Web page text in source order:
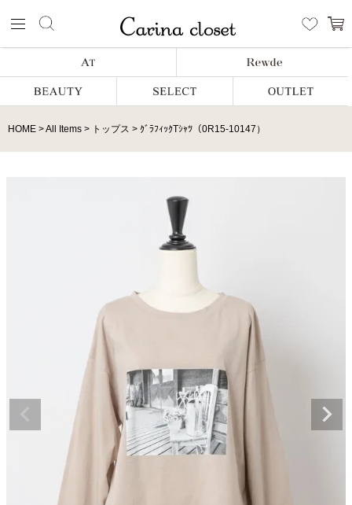
HOME All Items トップス ｸﾞﾗﾌｨｯｸTｼｬﾂ（0R15-10147）